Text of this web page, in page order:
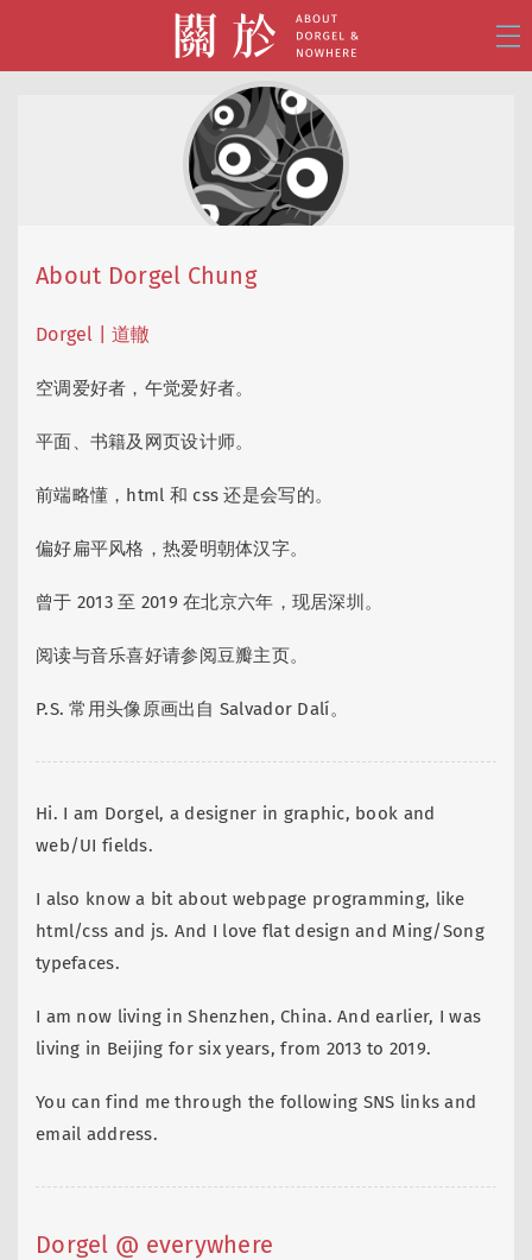
About Dorgel Chung
Dorgel | 道轍
空调爱好者，午觉爱好者。
平面、书籍及网页设计师。
前端略懂，html 和 css 还是会写的。
偏好扁平风格，热爱明朝体汉字。
曾于 2013 至 2019 在北京六年，现居深圳。
阅读与音乐喜好请参阅豆瓣主页。
P.S. 常用头像原画出自 Salvador Dalí。
Hi. I am Dorgel, a designer in graphic, book and
web/UI fields.
I also know a bit about webpage programming, like
html/css and js. And I love flat design and Ming/Song
typefaces.
I am now living in Shenzhen, China. And earlier, I was
living in Beijing for six years, from 2013 to 2019.
You can find me through the following SNS links and
email address.
Dorgel @ everywhere